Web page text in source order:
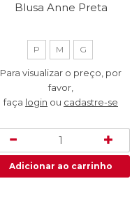
Blusa Anne Preta
P M G
Para visualizar o preço, por
favor,
faça login ou cadastre-se